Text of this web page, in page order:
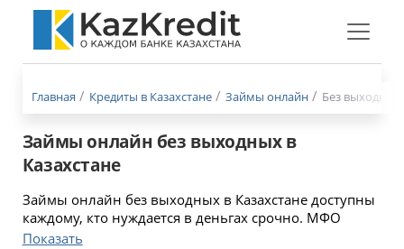
Меню
Главная Кредиты в Казахстане Займы онлайн Без выходных
Займы онлайн без выходных в
Казахстане
Займы онлайн без выходных в Казахстане доступны
каждому, кто нуждается в деньгах срочно. МФО
работают круглосуточно 24/7, поэтому оформить
Показать